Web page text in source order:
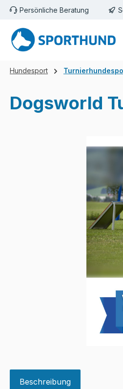
Hauptinhalt springen
Zur Suche springen
Zur Hauptnavigation
Persönliche Beratung
Hundesport
Dogsworld
Beschreibung